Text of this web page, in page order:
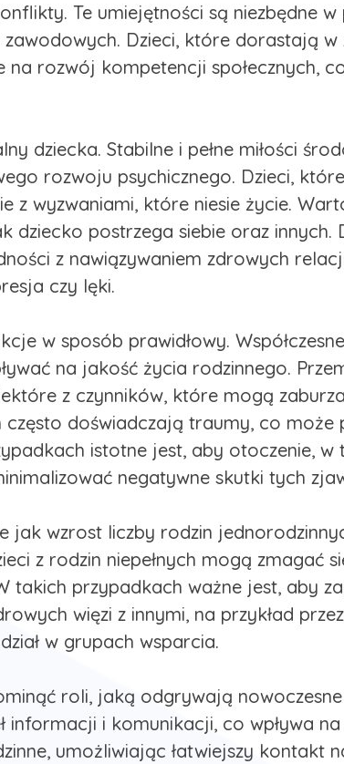
Te umiejętności są niezbędne
Dzieci, które dorastają
rozwój kompetencji społecznych,
dziecka. Stabilne i pełne miłości
rozwoju psychicznego. Dzieci,
z wyzwaniami, które niesie życie.
dziecko postrzega siebie oraz innych.
z nawiązywaniem zdrowych
czy lęki.
w sposób prawidłowy.
na jakość życia rodzinnego.
z czynników, które mogą
doświadczają traumy, co może
istotne jest, aby otoczenie, w
negatywne skutki tych
jak wzrost liczby rodzin
z rodzin niepełnych mogą zmagać
takich przypadkach ważne jest, aby
więzi z innymi, na przykład
w grupach wsparcia.
roli, jaką odgrywają
i komunikacji, co wpływa
umożliwiając łatwiejszy kontakt